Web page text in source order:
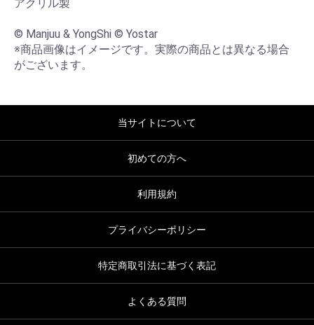
アクリル製
© Manjuu & YongShi © Yostar
※商品画像はイメージです。実際の商品とは異なる場合
がございます。
当サイトについて
初めての方へ
利用規約
プライバシーポリシー
特定商取引法に基づく表記
よくある質問